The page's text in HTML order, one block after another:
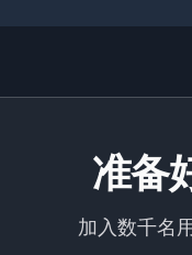
准备
加入数千名